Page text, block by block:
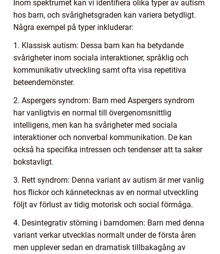
Inom spektrumet kan vi identifiera olika typer av autism
hos barn, och svårighetsgraden kan variera betydligt.
Några exempel på typer inkluderar:
1. Klassisk autism: Dessa barn kan ha betydande
svårigheter inom sociala interaktioner, språklig och
kommunikativ utveckling samt ofta visa repetitiva
beteendemönster.
2. Aspergers syndrom: Barn med Aspergers syndrom
har vanligtvis en normal till övergenomsnittlig
intelligens, men kan ha svårigheter med sociala
interaktioner och nonverbal kommunikation. De kan
också ha specifika intressen och tendenser att ta saker
bokstavligt.
3. Rett syndrom: Denna variant av autism är mer vanlig
hos flickor och kännetecknas av en normal utveckling
följt av förlust av tidig motorisk och social förmåga.
4. Desintegrativ störning i barndomen: Barn med denna
variant verkar utvecklas normalt under de första åren
men upplever sedan en dramatisk tillbakagång av